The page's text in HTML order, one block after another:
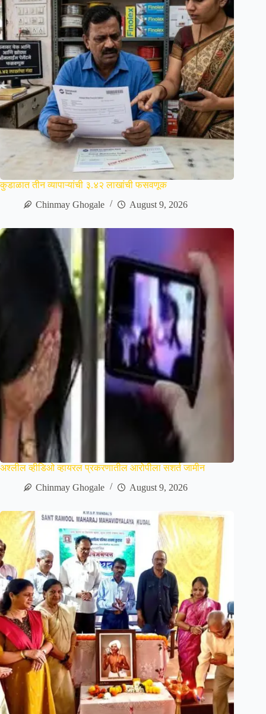
कुडाळात तीन व्यापाऱ्यांची ३.४२ लाखांची फसवणूक
Chinmay Ghogale
August 9, 2026
अश्लील व्हीडिओ व्हायरल प्रकरणातील आरोपीला सशर्त जामीन
Chinmay Ghogale
August 9, 2026